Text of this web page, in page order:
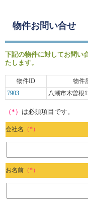
物件お問い合せ
下記の物件に対してお問い
たします。
物件ID 物件
7903
八潮市木曽根
（*） は必須項目です。
会社名 （*）
お名前 （*）